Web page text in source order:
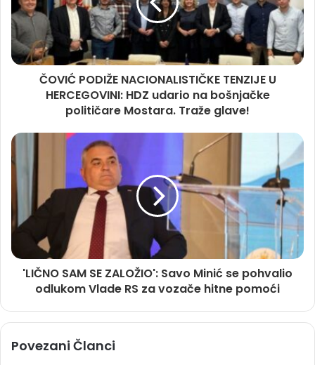
ČOVIĆ PODIŽE NACIONALISTIČKE TENZIJE U
HERCEGOVINI: HDZ udario na bošnjačke
političare Mostara. Traže glave!
'LIČNO SAM SE ZALOŽIO': Savo Minić se pohvalio
odlukom Vlade RS za vozače hitne pomoći
Povezani Članci